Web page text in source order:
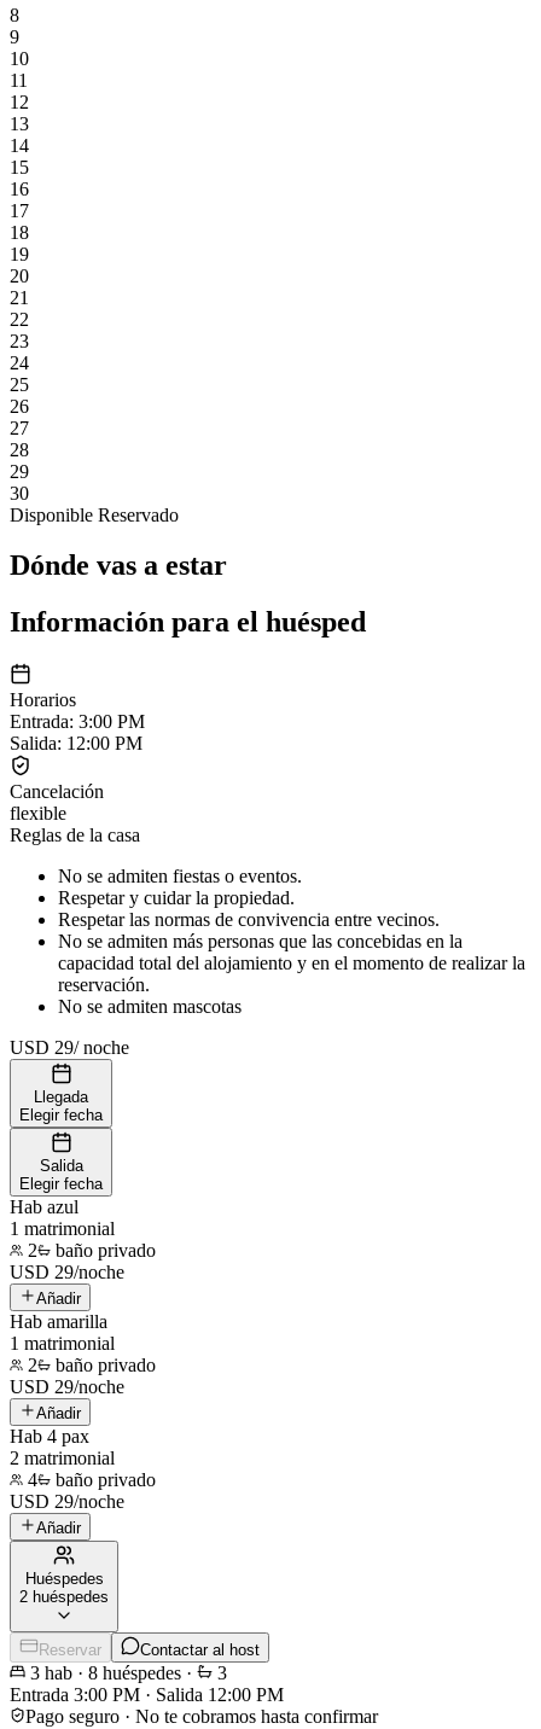
8
9
10
11
12
13
14
15
16
17
18
19
20
21
22
23
24
25
26
27
28
29
30
Disponible Reservado
Dónde vas a estar
Información para el huésped
Horarios
Entrada: 3:00 PM
Salida: 12:00 PM
Cancelación
flexible
Reglas de la casa
No se admiten fiestas o eventos.
Respetar y cuidar la propiedad.
Respetar las normas de convivencia entre vecinos.
No se admiten más personas que las concebidas en la
capacidad total del alojamiento y en el momento de realizar la
reservación.
No se admiten mascotas
USD 29/noche
Llegada
Elegir fecha
Salida
Elegir fecha
Hab azul
1 matrimonial
2
baño privado
USD 29/noche
Añadir
Hab amarilla
1 matrimonial
2
baño privado
USD 29/noche
Añadir
Hab 4 pax
2 matrimonial
4
baño privado
USD 29/noche
Añadir
Huéspedes
2 huéspedes
Reservar Contactar al host
3 hab · 8 huéspedes ·
3
Entrada 3:00 PM · Salida 12:00 PM
Pago seguro · No te cobramos hasta confirmar